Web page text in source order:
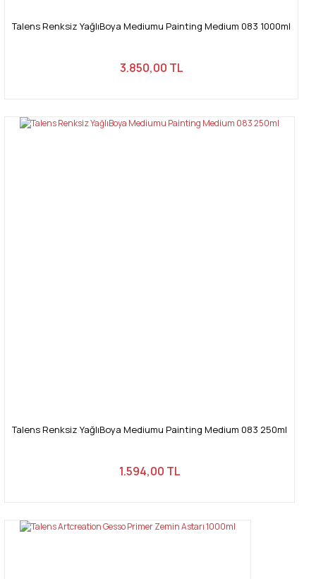
Talens Renksiz YağlıBoya Mediumu Painting Medium 083 1000ml
3.850,00 TL
Talens Renksiz YağlıBoya Mediumu Painting Medium 083 250ml
1.594,00 TL